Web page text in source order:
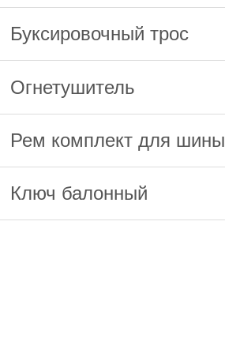
Буксировочный трос
Огнетушитель
Рем комплект для шины
Ключ балонный